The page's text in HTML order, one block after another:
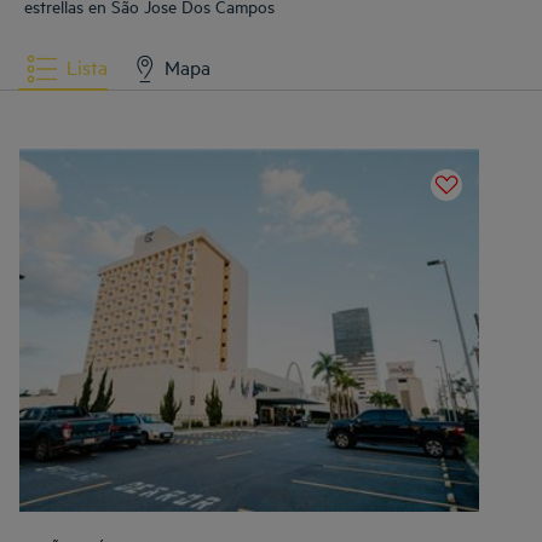
estrellas en São Jose Dos Campos
Lista Mapa